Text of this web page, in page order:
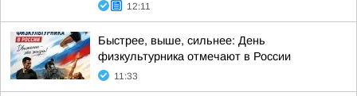
12:11
Быстрее, выше, сильнее: День
физкультурника отмечают в России
11:33